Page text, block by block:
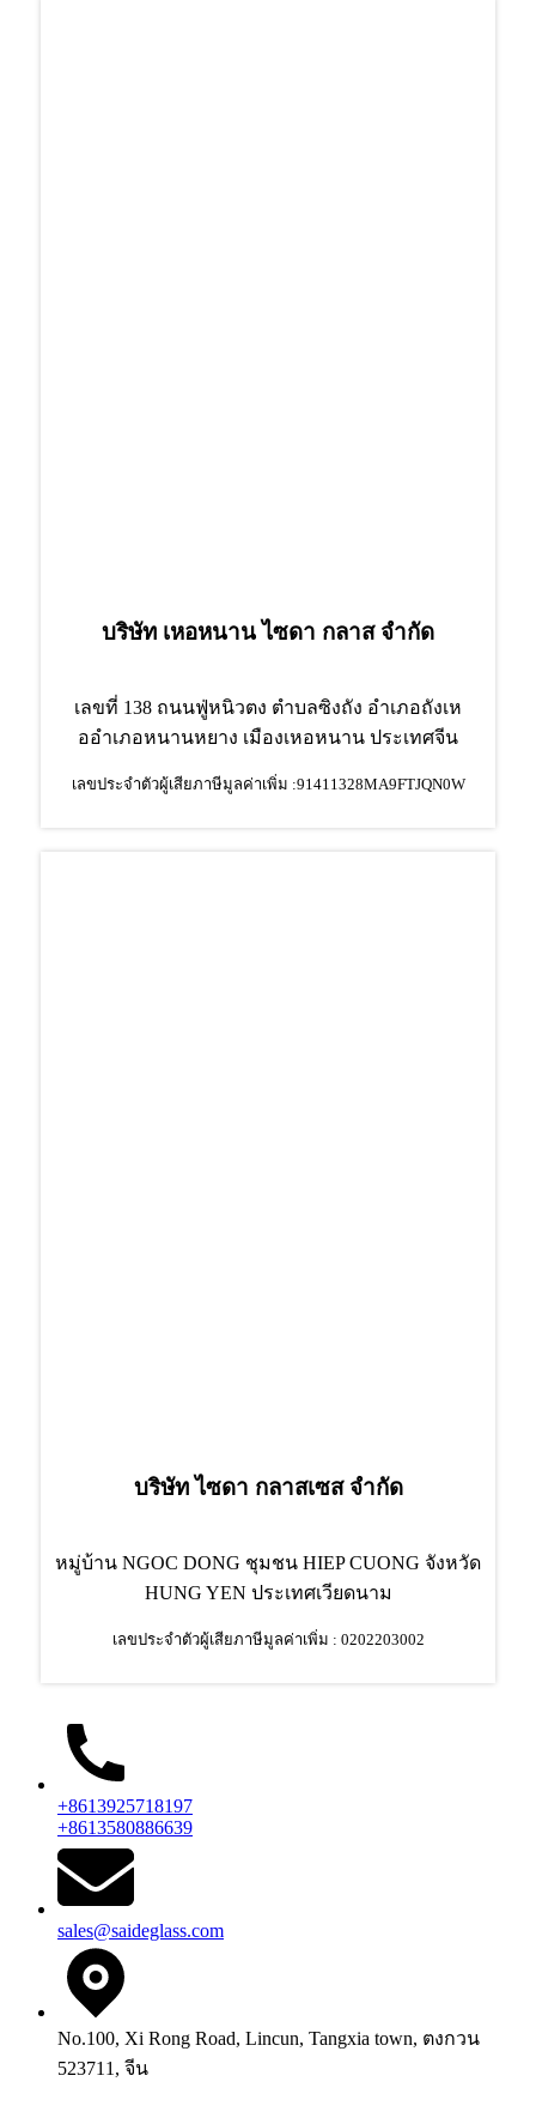
บริษัท เหอหนาน ไซดา กลาส จำกัด
เลขที่ 138 ถนนฟู่หนิวตง ตำบลซิงถัง อำเภอถังเห
ออำเภอหนานหยาง เมืองเหอหนาน ประเทศจีน
เลขประจำตัวผู้เสียภาษีมูลค่าเพิ่ม :91411328MA9FTJQN0W
บริษัท ไซดา กลาสเซส จำกัด
หมู่บ้าน NGOC DONG ชุมชน HIEP CUONG จังหวัด
HUNG YEN ประเทศเวียดนาม
เลขประจำตัวผู้เสียภาษีมูลค่าเพิ่ม : 0202203002
+8613925718197
+8613580886639
sales@saideglass.com
No.100, Xi Rong Road, Lincun, Tangxia town, ตงกวน
523711, จีน